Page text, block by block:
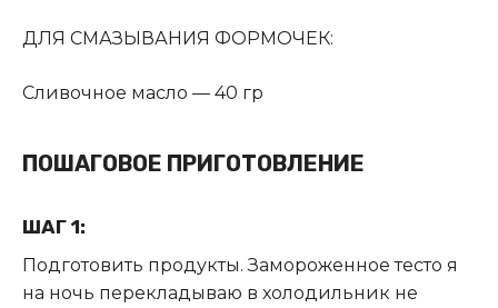
ДЛЯ СМАЗЫВАНИЯ ФОРМОЧЕК:
Сливочное масло — 40 гр
ПОШАГОВОЕ ПРИГОТОВЛЕНИЕ
ШАГ 1:
Подготовить продукты. Замороженное тесто я
на ночь перекладываю в холодильник не